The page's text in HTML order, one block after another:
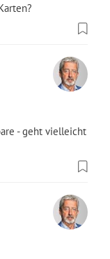
- geht vielleicht